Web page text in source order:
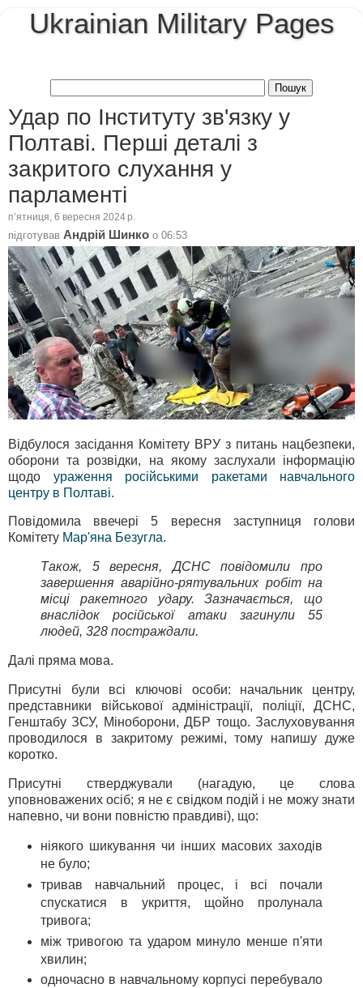
Ukrainian Military Pages
Удар по Інституту зв'язку у
Полтаві. Перші деталі з
закритого слухання у
парламенті
пʼятниця, 6 вересня 2024 р.
підготував Андрій Шинко о 06:53
Відбулося засідання Комітету ВРУ з питань нацбезпеки,
оборони та розвідки, на якому заслухали інформацію
щодо ураження російськими ракетами навчального
центру в Полтаві.
Повідомила ввечері 5 вересня заступниця голови
Комітету Мар'яна Безугла.
Також, 5 вересня, ДСНС повідомили про
завершення аварійно-рятувальних робіт на
місці ракетного удару. Зазначається, що
внаслідок російської атаки загинули 55
людей, 328 постраждали.
Далі пряма мова.
Присутні були всі ключові особи: начальник центру,
представники військової адміністрації, поліції, ДСНС,
Генштабу ЗСУ, Міноборони, ДБР тощо. Заслуховування
проводилося в закритому режимі, тому напишу дуже
коротко.
Присутні стверджували (нагадую, це слова
уповноважених осіб; я не є свідком подій і не можу знати
напевно, чи вони повністю правдиві), що:
ніякого шикування чи інших масових заходів
не було;
тривав навчальний процес, і всі почали
спускатися в укриття, щойно пролунала
тривога;
між тривогою та ударом минуло менше п'яти
хвилин;
одночасно в навчальному корпусі перебувало